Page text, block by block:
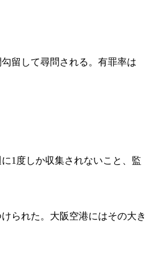
留して尋問される。有罪率は
1度しか収集されないこと、監
られた。大阪空港にはその大き